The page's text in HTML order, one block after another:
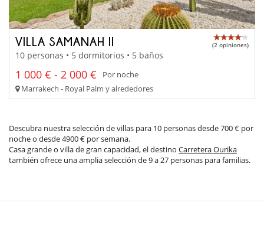
VILLA SAMANAH II (2 opiniones)
10 personas • 5 dormitorios • 5 baños
1 000 € - 2 000 €
Por noche
Marrakech - Royal Palm y alrededores
Descubra nuestra selección de villas para 10 personas desde 700 € por
noche o desde 4900 € por semana.
Casa grande o villa de gran capacidad, el destino Carretera Ourika
también ofrece una amplia selección de 9 a 27 personas para familias.